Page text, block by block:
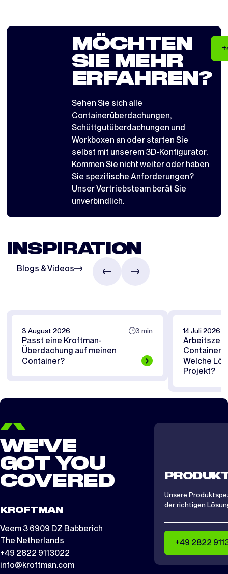
MÖCHTEN
SIE MEHR
ERFAHREN?
Sehen Sie sich alle
Containerüberdachungen,
Schüttgutüberdachungen und
Workboxen an oder starten Sie
selbst mit unserem 3D-Konfigurator.
Kommen Sie nicht weiter oder haben
Sie spezifische Anforderungen?
Unser Vertriebsteam berät Sie
unverbindlich.
INSPIRATION
Blogs & Videos
3 August 2026 3 min
Passt eine Kroftman-
Überdachung auf meinen
Container?
14 Juli 2026
Arbeitszelt
Welche
Projekt?
WE'VE
GOT YOU
COVERED
KROFTMAN
Veem 3 6909 DZ Babberich
The Netherlands
+49 2822 9113022
info@kroftman.com
Unsere
der richtigen
+49 2822